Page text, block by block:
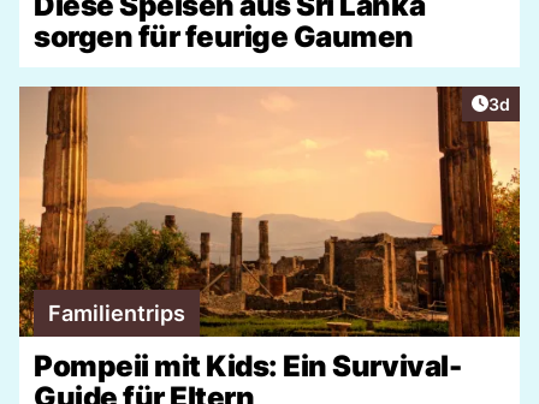
sorgen für feurige Gaumen
3d
Familientrips
Pompeii mit Kids: Ein Survival-